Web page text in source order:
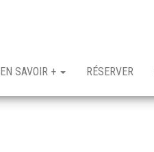
EN SAVOIR + RÉSERVER